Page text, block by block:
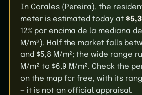
In Corales (Pereira), the
meter is estimated today at
12% por encima de la mediana
M/m²). Half the market falls
and $5,8 M/m²; the wide range
M/m² to $6,9 M/m². Check the
on the map for free, with its
— it is not an official appraisal.